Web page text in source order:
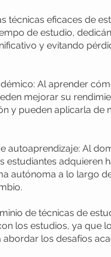
técnicas eficaces de
de estudio,
y evitando
Al aprender
mejorar su
y pueden aplicarla de
autoaprendizaje: Al
estudiantes adquieren
autónoma a lo largo
de técnicas de
los estudios, ya que
los desafíos